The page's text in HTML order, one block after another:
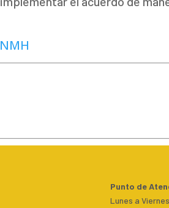
Punto de
Lunes a Viernes